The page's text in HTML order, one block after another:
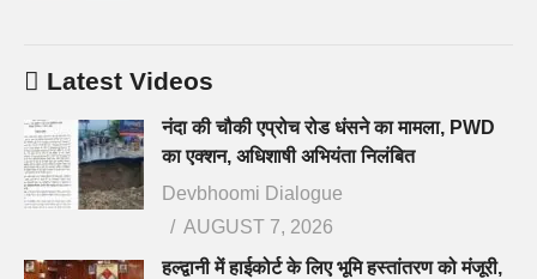
Latest Videos
नंदा की चौकी एप्रोच रोड धंसने का मामला, PWD
का एक्शन, अधिशाषी अभियंता निलंबित
Devbhoomi Dialogue
AUGUST 7, 2026
हल्द्वानी में हाईकोर्ट के लिए भूमि हस्तांतरण को मंजूरी,